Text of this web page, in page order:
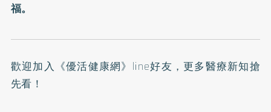
福。
歡迎加入 《優活健康網》line好友 ，更多醫療新知搶
先看！